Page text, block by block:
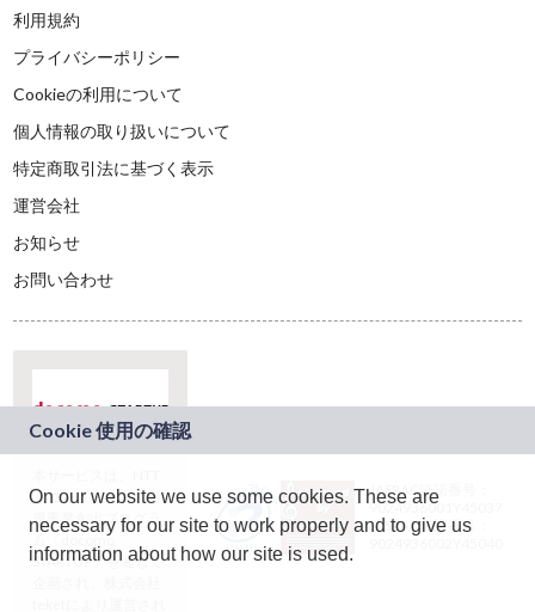
利用規約
プライバシーポリシー
Cookieの利用について
個人情報の取り扱いについて
特定商取引法に基づく表示
運営会社
お知らせ
お問い合わせ
ドコモグループの新
規事業創出プログラ
ム「docomo
STARTUP」を通じて
JASRAC許諾番号：
9024936001Y45037
JASRAC許諾番号：
On our website we use some cookies. These are
necessary for our site to work properly and to give us
information about how our site is used.